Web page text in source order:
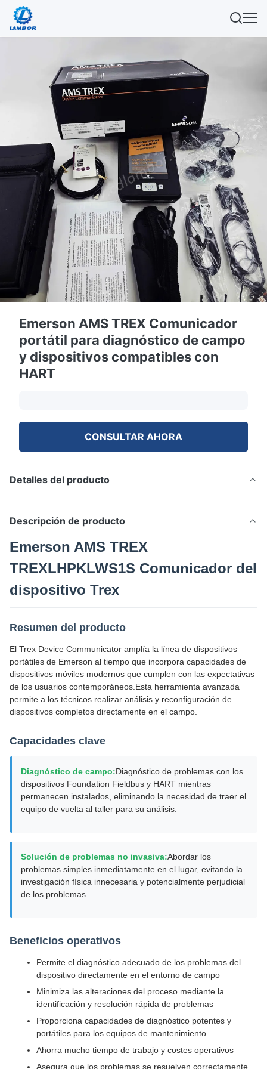
Emerson AMS TREX Comunicador
portátil para diagnóstico de campo
y dispositivos compatibles con
HART
CONSULTAR AHORA
Detalles del producto
Descripción de producto
Emerson AMS TREX
TREXLHPKLWS1S Comunicador del
dispositivo Trex
Resumen del producto
El Trex Device Communicator amplía la línea de dispositivos
portátiles de Emerson al tiempo que incorpora capacidades de
dispositivos móviles modernos que cumplen con las expectativas
de los usuarios contemporáneos.Esta herramienta avanzada
permite a los técnicos realizar análisis y reconfiguración de
dispositivos completos directamente en el campo.
Capacidades clave
Diagnóstico de campo:Diagnóstico de problemas con los
dispositivos Foundation Fieldbus y HART mientras
permanecen instalados, eliminando la necesidad de traer el
equipo de vuelta al taller para su análisis.
Solución de problemas no invasiva:Abordar los
problemas simples inmediatamente en el lugar, evitando la
investigación física innecesaria y potencialmente perjudicial
de los problemas.
Beneficios operativos
Permite el diagnóstico adecuado de los problemas del
dispositivo directamente en el entorno de campo
Minimiza las alteraciones del proceso mediante la
identificación y resolución rápida de problemas
Proporciona capacidades de diagnóstico potentes y
portátiles para los equipos de mantenimiento
Ahorra mucho tiempo de trabajo y costes operativos
Asegura que los problemas se resuelven correctamente